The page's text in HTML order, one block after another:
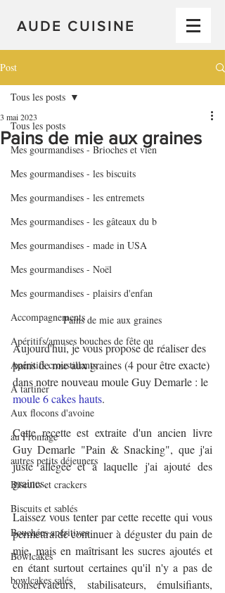
AUDE CUISINE
Post
Tous les posts
Mes gourmandises - Brioches et vien
Mes gourmandises - les biscuits
Mes gourmandises - les entremets
Mes gourmandises - les gâteaux du b
Mes gourmandises - made in USA
Mes gourmandises - Noël
Mes gourmandises - plaisirs d'enfan
Accompagnements
Apéritifs/amuses bouches de fête ou
Apéritifs croustillants
A tartiner
Aux flocons d'avoine
au Fromage
autres petits déjeuners
Biscuits et crackers
Biscuits et sablés
Bouchées apéritives
Bowlcakes
bowlcakes salés
Tous les posts
Pains de mie aux graines
3 mai 2023
Pains de mie aux graines
Aujourd'hui, je vous propose de réaliser des
pains de mie aux graines (4 pour être exacte)
dans notre nouveau moule Guy Demarle : le
moule 6 cakes hauts.
Cette recette est extraite d'un ancien livre
Guy Demarle "Pain & Snacking", que j'ai
juste allégée et à laquelle j'ai ajouté des
graines.
Laissez vous tenter par cette recette qui vous
permettra de continuer à déguster du pain de
mie, mais en maîtrisant les sucres ajoutés et
en étant surtout certaines qu'il n'y a pas de
conservateurs, stabilisateurs, émulsifiants,